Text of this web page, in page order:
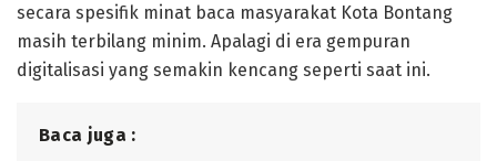
secara spesifik minat baca masyarakat Kota Bontang
masih terbilang minim. Apalagi di era gempuran
digitalisasi yang semakin kencang seperti saat ini.
Baca juga :